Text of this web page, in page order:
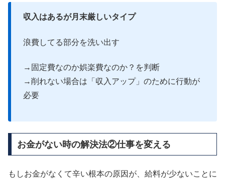
収入はあるが月末厳しいタイプ
浪費してる部分を洗い出す
→固定費なのか娯楽費なのか？を判断
→削れない場合は「収入アップ」のために行動が
必要
お金がない時の解決法②仕事を変える
もしお金がなくて辛い根本の原因が、給料が少ないことに